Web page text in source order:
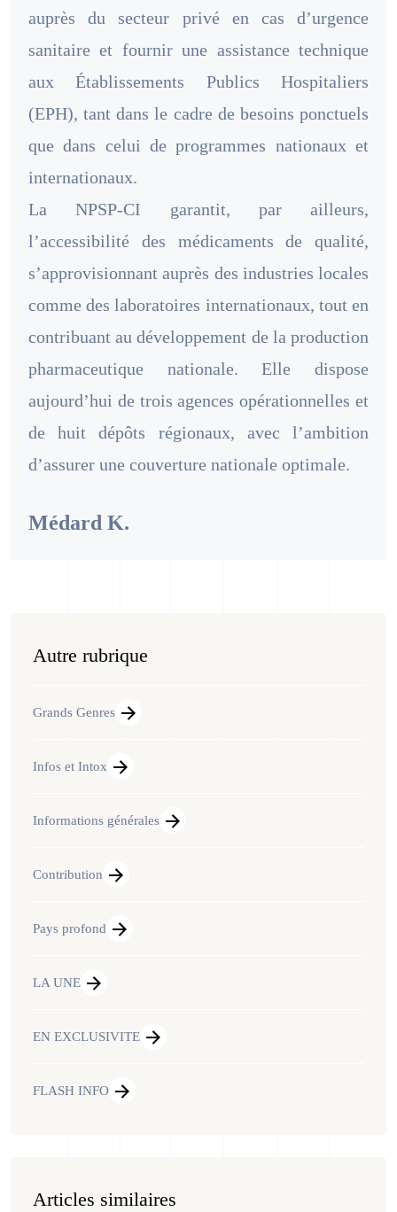
auprès du secteur privé en cas d’urgence
sanitaire et fournir une assistance technique
aux Établissements Publics Hospitaliers
(EPH), tant dans le cadre de besoins ponctuels
que dans celui de programmes nationaux et
internationaux.
La NPSP-CI garantit, par ailleurs,
l’accessibilité des médicaments de qualité,
s’approvisionnant auprès des industries locales
comme des laboratoires internationaux, tout en
contribuant au développement de la production
pharmaceutique nationale. Elle dispose
aujourd’hui de trois agences opérationnelles et
de huit dépôts régionaux, avec l’ambition
d’assurer une couverture nationale optimale.
Médard K.
Autre rubrique
Grands Genres
Infos et Intox
Informations générales
Contribution
Pays profond
LA UNE
EN EXCLUSIVITE
FLASH INFO
Articles similaires